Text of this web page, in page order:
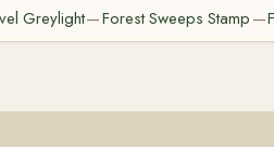
Greylight—Forest Sweeps Stamp —